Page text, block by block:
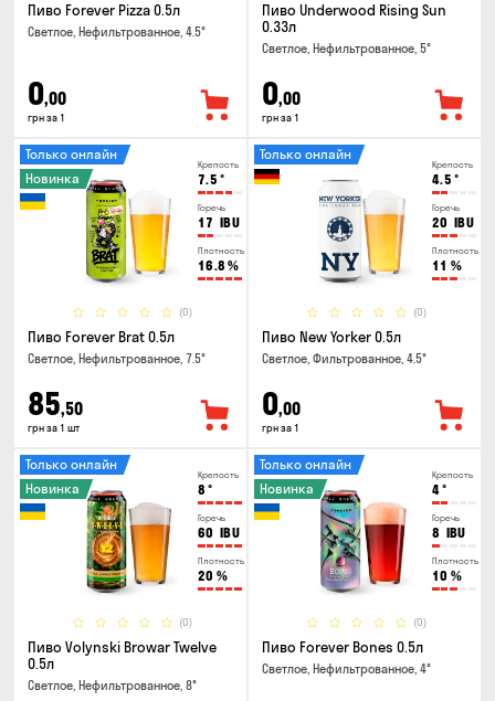
Пиво Forever Pizza 0.5л
Светлое, Нефильтрованное, 4.5°
0,00
грн за 1
Пиво Underwood Rising Sun
0.33л
Светлое, Нефильтрованное, 5°
0,00
грн за 1
Крепость
7.5 °
Горечь
17 IBU
Плотность
16.8 %
(0)
Только онлайн
Новинка
Пиво Forever Brat 0.5л
Светлое, Нефильтрованное, 7.5°
85,50
грн за 1 шт
Крепость
4.5 °
Горечь
20 IBU
Плотность
11 %
(0)
Только онлайн
Пиво New Yorker 0.5л
Светлое, Фильтрованное, 4.5°
0,00
грн за 1
Крепость
8 °
Горечь
60 IBU
Плотность
20 %
(0)
Только онлайн
Новинка
Пиво Volynski Browar Twelve
0.5л
Светлое, Нефильтрованное, 8°
Крепость
4°
Горечь
8 IBU
Плотность
10 %
(0)
Только онлайн
Новинка
Пиво Forever Bones 0.5л
Светлое, Нефильтрованное, 4°